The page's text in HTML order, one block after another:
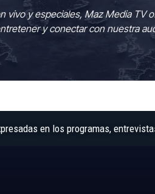
y especiales, Maz Media TV
y conectar con nuestra
en los programas,